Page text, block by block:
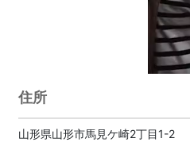
住所
山形県山形市馬見ケ崎2丁目1-2